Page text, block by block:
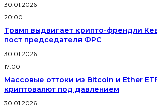
30.01.2026
20:00
Трамп выдвигает крипто-френдли
пост председателя ФРС
30.01.2026
17:00
Массовые оттоки из Bitcoin и Ether
криптовалют под давлением
30.01.2026